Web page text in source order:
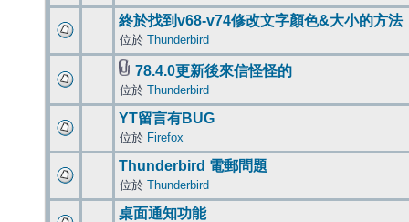
終於找到v68-v74修改文字顏色&大小的方法
位於 Thunderbird
78.4.0更新後來信怪怪的
位於 Thunderbird
YT留言有BUG
位於 Firefox
Thunderbird 電郵問題
位於 Thunderbird
桌面通知功能